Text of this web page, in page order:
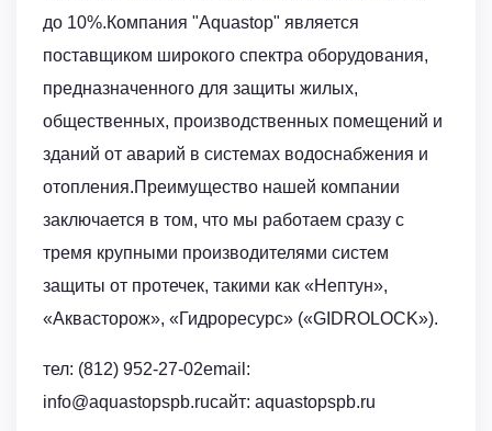
до 10%.Компания "Aquastop" является
поставщиком широкого спектра оборудования,
предназначенного для защиты жилых,
общественных, производственных помещений и
зданий от аварий в системах водоснабжения и
отопления.Преимущество нашей компании
заключается в том, что мы работаем сразу с
тремя крупными производителями систем
защиты от протечек, такими как «Нептун»,
«Аквасторож», «Гидроресурс» («GIDROLOCK»).
тел: (812) 952-27-02email:
info@aquastopspb.ruсайт: aquastopspb.ru